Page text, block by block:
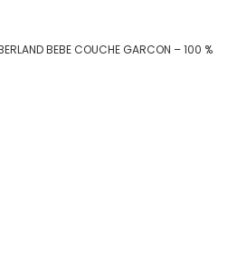
BEBE COUCHE GARCON – 100 %